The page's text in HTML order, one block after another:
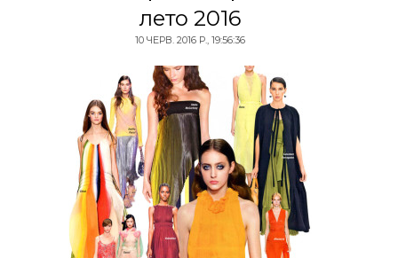
лето 2016
10 ЧЕРВ. 2016 Р., 19:56:36